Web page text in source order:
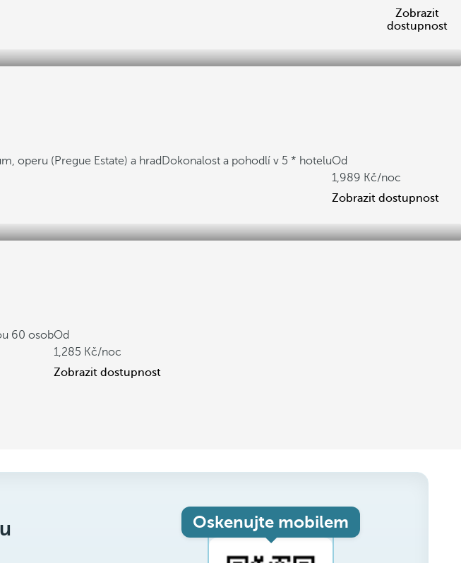
Zobrazit
dostupnost
operu (Pregue Estate) a hrad Dokonalost a pohodlí v 5 * hoteluOd
1,989
/noc
Zobrazit dostupnost
60 osobOd
1,285
/noc
Zobrazit dostupnost
Oskenujte mobilem